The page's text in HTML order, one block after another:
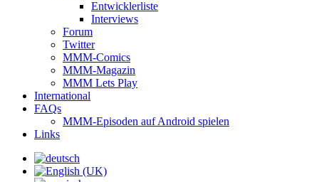
Entwicklerliste
Interviews
Forum
Twitter
MMM-Comics
MMM-Magazin
MMM Lets Play
International
FAQs
MMM-Episoden auf Android spielen
Links